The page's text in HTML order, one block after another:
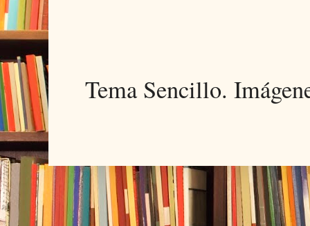
Tema Sencillo.